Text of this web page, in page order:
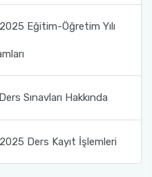
Eğitim-Öğretim Yılı
Sınavları Hakkında
Ders Kayıt İşlemleri